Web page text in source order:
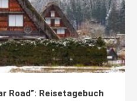
Road”: Reisetagebuch